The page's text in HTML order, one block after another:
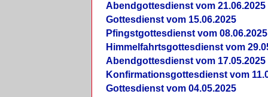
Abendgottesdienst vom 21.06.2025
Gottesdienst vom 15.06.2025
Pfingstgottesdienst vom 08.06.2025
Himmelfahrtsgottesdienst vom
Abendgottesdienst vom 17.05.2025
Konfirmationsgottesdienst vom
Gottesdienst vom 04.05.2025